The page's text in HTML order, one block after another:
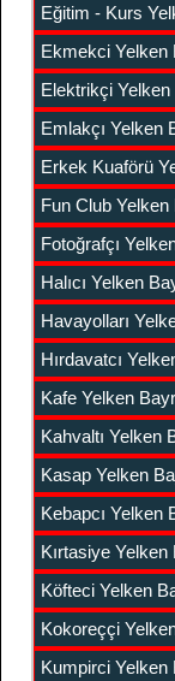
Eğitim - Kurs
Ekmekci Yelken
Elektrikçi Yelken
Emlakçı Yelken
Erkek Kuaförü
Fun Club Yelken
Fotoğrafçı
Halıcı Yelken
Havayolları
Hırdavatcı
Kafe Yelken
Kahvaltı Yelken
Kasap Yelken
Kebapcı Yelken
Kırtasiye Yelken
Köfteci Yelken
Kokoreççi
Kumpirci Yelken